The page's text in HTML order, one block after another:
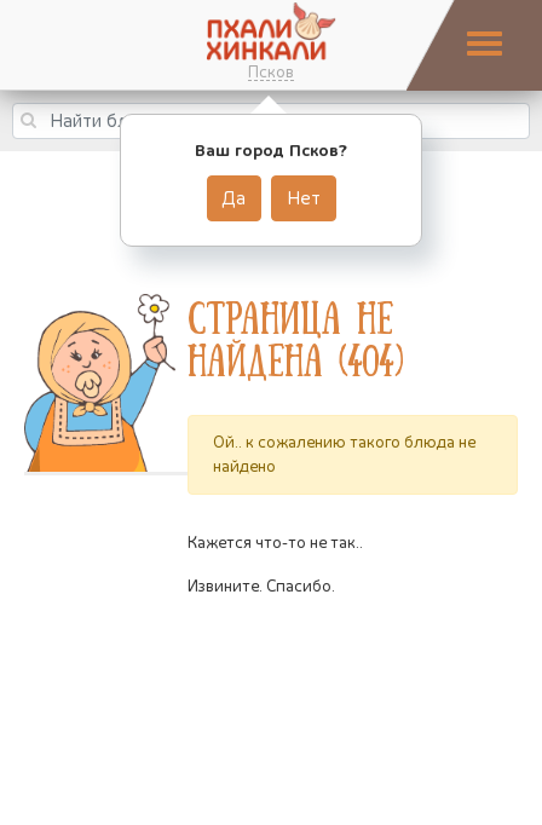
Псков
Ваш город Псков?
Да Нет
Страница не
найдена (404)
Ой.. к сожалению такого блюда не
найдено
Кажется что-то не так..
Извините. Спасибо.